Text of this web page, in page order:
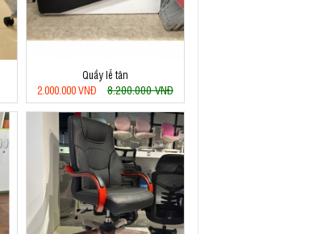
Quầy lễ tân
2.000.000 VNĐ
8.200.000 VNĐ